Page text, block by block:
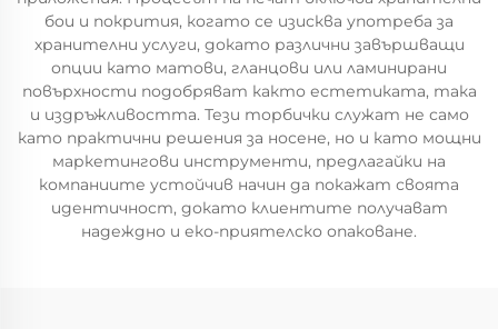
бои и покрития, когато се изисква употреба за
хранителни услуги, докато различни завършващи
опции като матови, гланцови или ламинирани
повърхности подобряват както естетиката, така
и издръжливостта. Тези торбички служат не само
като практични решения за носене, но и като мощни
маркетингови инструменти, предлагайки на
компаниите устойчив начин да покажат своята
идентичност, докато клиентите получават
надеждно и еко-приятелско опаковане.